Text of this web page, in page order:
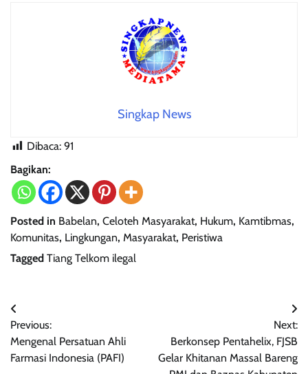
Singkap News
Dibaca: 91
Bagikan:
Posted in Babelan, Celoteh Masyarakat, Hukum, Kamtibmas,
Komunitas, Lingkungan, Masyarakat, Peristiwa
Tagged Tiang Telkom ilegal
Navigasi
pos
Previous:
Mengenal Persatuan Ahli
Farmasi Indonesia (PAFI)
Next:
Berkonsep Pentahelix, FJSB
Gelar Khitanan Massal Bareng